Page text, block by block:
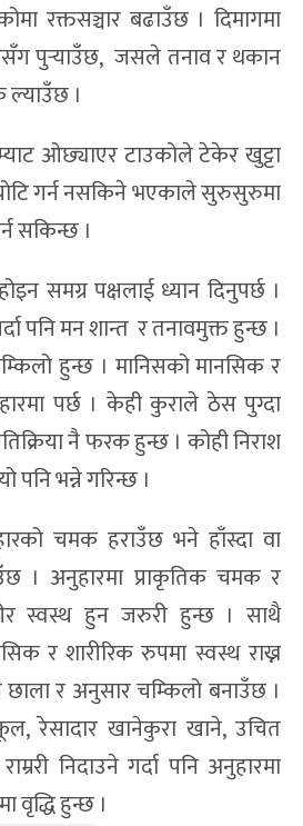
रक्तसञ्चार बढाउँछ । दिमागमा
पुर्‍याउँछ, जसले तनाव र थकान
।
ओछ्याएर टाउकोले टेकेर खुट्टा
गर्न नसकिने भएकाले सुरुसुरुमा
सकिन्छ ।
समग्र पक्षलाई ध्यान दिनुपर्छ ।
पनि मन शान्त र तनावमुक्त हुन्छ ।
हुन्छ । मानिसको मानसिक र
पर्छ । केही कुराले ठेस पुग्दा
नै फरक हुन्छ । कोही निराश
पनि भन्ने गरिन्छ ।
चमक हराउँछ भने हाँस्दा वा
अनुहारमा प्राकृतिक चमक र
स्वस्थ हुन जरुरी हुन्छ । साथै
र शारीरिक रुपमा स्वस्थ राख्न
र अनुसार चम्किलो बनाउँछ ।
रेसादार खानेकुरा खाने, उचित
निदाउने गर्दा पनि अनुहारमा
हुन्छ ।